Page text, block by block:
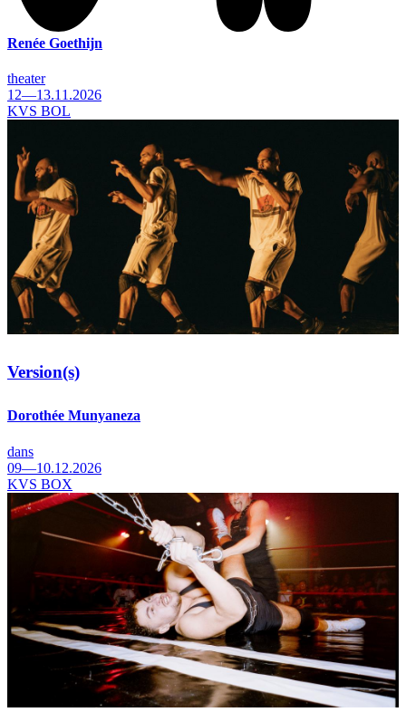
Renée Goethijn
theater
12—13.11.2026
KVS BOL
Version(s)
Dorothée Munyaneza
dans
09—10.12.2026
KVS BOX